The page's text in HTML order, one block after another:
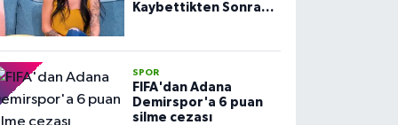
Kaybettikten Sonra
SPOR
FIFA'dan Adana
Demirspor'a 6 puan
silme cezası